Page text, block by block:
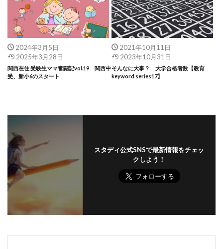
2024年3月5日
2025年3月28日
関西在住 受験生ママ奮闘記vol.19 関西中
受、新小6のスタート
2021年10月11日
2023年10月31日
そんなに大事？ 大学合格者数【教育
keyword series17】
スタディ公式SNSで最新情報をチェッ
クしよう！